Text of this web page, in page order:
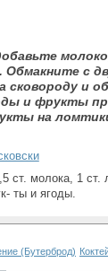
с
и
и фрукты
на
ст. молока, 1 ст.
ты и ягоды.
(Бутерброд)